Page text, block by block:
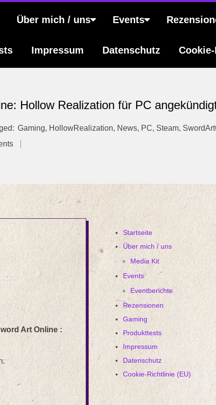
Über mich / uns Events
Impressum Datenschutz
Hollow Realization für PC
Gaming, HollowRealization, News, PC, Steam,
Art Online :
Startseite
Über mich / uns
Media Kit
Events
Eventberichte
Rezensionen
Gaming
Produkttests
Impressum
Datenschutz
Cookie-Richtlinie (EU)